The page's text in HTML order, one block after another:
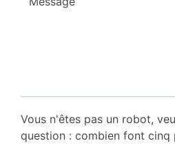
Vous n'êtes pas un robot,
question : combien font cinq